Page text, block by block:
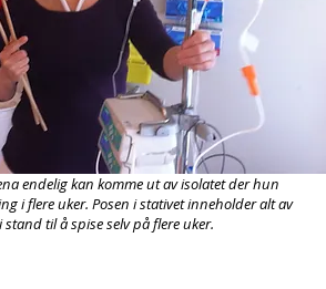
endelig kan komme ut av isolatet der hun
i flere uker. Posen i stativet inneholder alt av
til å spise selv på flere uker.